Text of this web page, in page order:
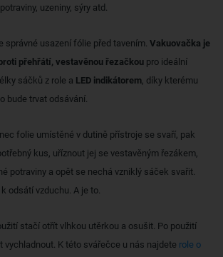
uzeniny, sýry atd.
správné usazení fólie před tavením. Vakuovačka je
přehřátí, vestavěnou řezačkou pro ideální
sáčků z role a LED indikátorem, díky kterému
bude trvat odsávání.
folie umístěné v dutině přístroje se svaří, pak
kus, uříznout jej se vestavěným řezákem,
potraviny a opět se nechá vzniklý sáček svařit.
odsátí vzduchu. A je to.
stačí otřít vlhkou utěrkou a osušit. Po použití
vychladnout. K této svářečce u nás najdete role o